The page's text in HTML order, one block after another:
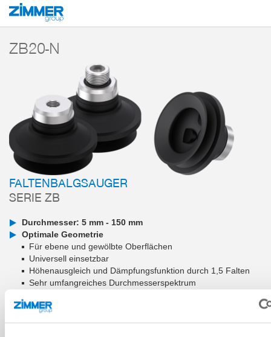
Start Produkte
ZB20-N
FALTENBALGSAUGER
SERIE ZB
Durchmesser: 5 mm - 150 mm
Optimale Geometrie
Für ebene und gewölbte Oberflächen
Universell einsetzbar
Höhenausgleich und Dämpfungsfunktion durch 1,5 Falten
Sehr umfangreiches Durchmesserspektrum
Verpackung